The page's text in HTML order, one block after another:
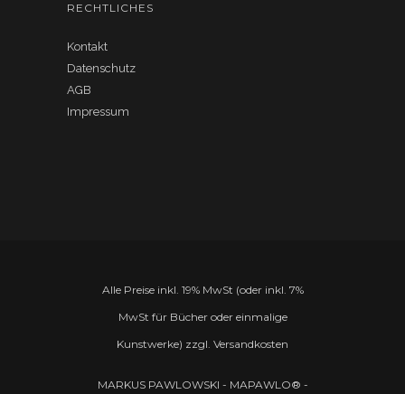
RECHTLICHES
Kontakt
Datenschutz
AGB
Impressum
Alle Preise inkl. 19% MwSt (oder inkl. 7%
MwSt für Bücher oder einmalige
Kunstwerke) zzgl. Versandkosten
MARKUS PAWLOWSKI - MAPAWLO® -